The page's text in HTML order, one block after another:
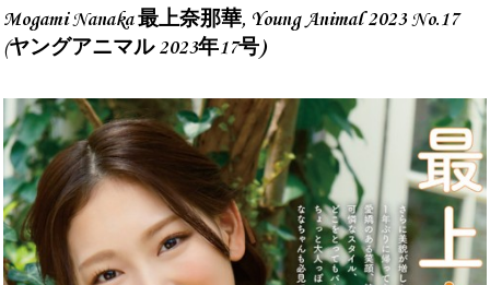
Mogami Nanaka 最上奈那華, Young Animal 2023 No.17
(ヤングアニマル 2023年17号)